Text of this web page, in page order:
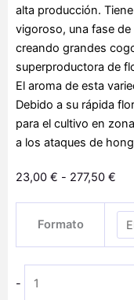
alta producción.
vigoroso, una fase
creando grandes
superproductora de
El aroma de esta
Debido a su rápida
para el cultivo en
a los ataques de
23,00 € - 277,50 €
Formato
-
Poison
Sweet
Seeds
cantidad